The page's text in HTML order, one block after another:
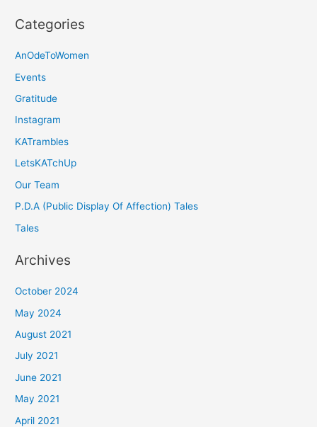
Categories
AnOdeToWomen
Events
Gratitude
Instagram
KATrambles
LetsKATchUp
Our Team
P.D.A (Public Display Of Affection) Tales
Tales
Archives
October 2024
May 2024
August 2021
July 2021
June 2021
May 2021
April 2021